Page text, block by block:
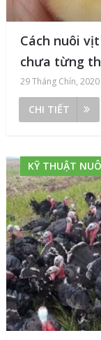
Cách nuôi
chưa từng
29 Tháng Chín, 2020
CHI TIẾT
KỸ THUẬT